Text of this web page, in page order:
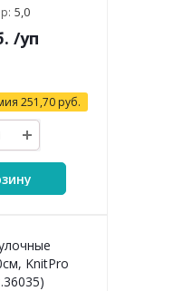
5,0
/уп
251,70руб.
KnitPro